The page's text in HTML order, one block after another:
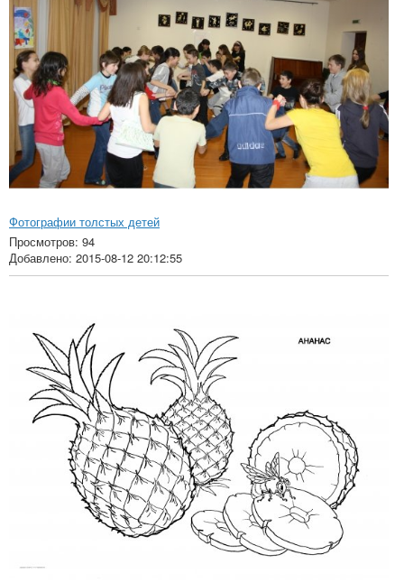
Фотографии толстых детей
Просмотров: 94
Добавлено: 2015-08-12 20:12:55